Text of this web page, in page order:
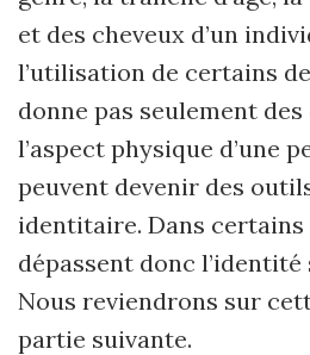
et des cheveux d’un
l’utilisation de certains
donne pas seulement
l’aspect physique d’une
peuvent devenir des
identitaire. Dans certains
dépassent donc l’identité
Nous reviendrons sur
partie suivante.